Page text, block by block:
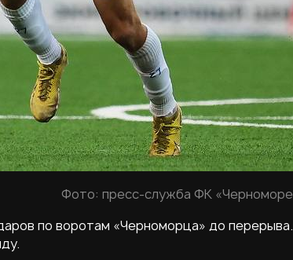
Фото: пресс-служба ФК
по воротам «Черноморца» до